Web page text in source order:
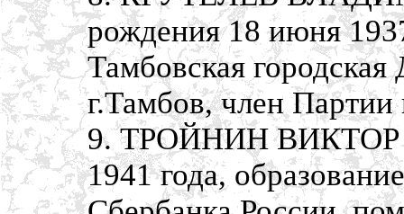
рождения 18 июня
Тамбовская
г.Тамбов, член Партии
9. ТРОЙНИН ВИКТОР
1941 года,